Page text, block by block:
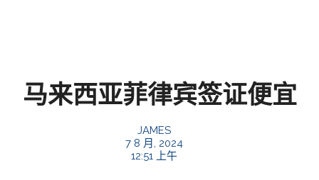
马来西亚菲律宾签证便宜
JAMES
7 8 月, 2024
12:51 上午